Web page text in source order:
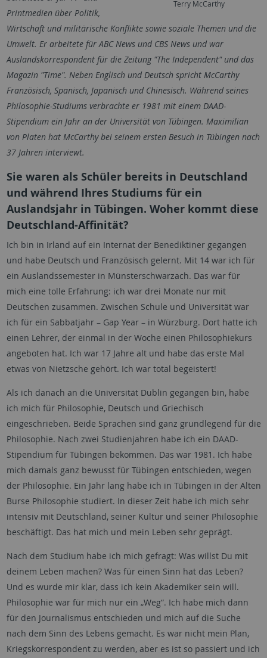
Terry McCarthy
Printmedien über Politik,
Wirtschaft und militärische Konflikte sowie soziale Themen und die
Umwelt. Er arbeitete für ABC News und CBS News und war
Auslandskorrespondent für die Zeitung "The Independent" und das
Magazin "Time". Neben Englisch und Deutsch spricht McCarthy
Französisch, Spanisch, Japanisch und Chinesisch. Während seines
Philosophie-Studiums verbrachte er 1981 mit einem DAAD-
Stipendium ein Jahr an der Universität von Tübingen. Maximilian
von Platen hat McCarthy bei seinem ersten Besuch in Tübingen nach
37 Jahren interviewt.
Sie waren als Schüler bereits in Deutschland
und während Ihres Studiums für ein
Auslandsjahr in Tübingen. Woher kommt diese
Deutschland-Affinität?
Ich bin in Irland auf ein Internat der Benediktiner gegangen
und habe Deutsch und Französisch gelernt. Mit 14 war ich für
ein Auslandssemester in Münsterschwarzach. Das war für
mich eine tolle Erfahrung: ich war drei Monate nur mit
Deutschen zusammen. Zwischen Schule und Universität war
ich für ein Sabbatjahr – Gap Year – in Würzburg. Dort hatte ich
einen Lehrer, der einmal in der Woche einen Philosophiekurs
angeboten hat. Ich war 17 Jahre alt und habe das erste Mal
etwas von Nietzsche gehört. Ich war total begeistert!
Als ich danach an die Universität Dublin gegangen bin, habe
ich mich für Philosophie, Deutsch und Griechisch
eingeschrieben. Beide Sprachen sind ganz grundlegend für die
Philosophie. Nach zwei Studienjahren habe ich ein DAAD-
Stipendium für Tübingen bekommen. Das war 1981. Ich habe
mich damals ganz bewusst für Tübingen entschieden, wegen
der Philosophie. Ein Jahr lang habe ich in Tübingen in der Alten
Burse Philosophie studiert. In dieser Zeit habe ich mich sehr
intensiv mit Deutschland, seiner Kultur und seiner Philosophie
beschäftigt. Das hat mich und mein Leben sehr geprägt.
Nach dem Studium habe ich mich gefragt: Was willst Du mit
deinem Leben machen? Was für einen Sinn hat das Leben?
Und es wurde mir klar, dass ich kein Akademiker sein will.
Philosophie war für mich nur ein „Weg“. Ich habe mich dann
für den Journalismus entschieden und mich auf die Suche
nach dem Sinn des Lebens gemacht. Es war nicht mein Plan,
Kriegskorrespondent zu werden, aber es ist so passiert und ich